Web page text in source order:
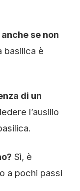
se non
basilica è
di un
l’ausilio
Sì, è
a pochi passi